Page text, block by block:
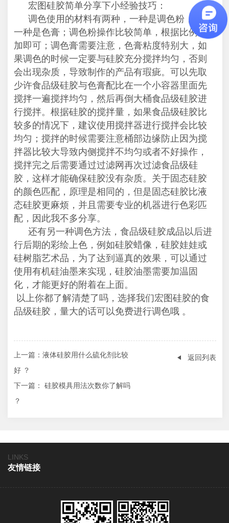
宏图硅胶简单分享下小经验技巧：
调色使用的材料有两种，一种是调色粉，还有
一种是色膏；调色粉操作比较简单，根据比例添
加即可；调色膏需要注意，色膏粘度特别大，如
果调色的时候一定要与硅胶充分搅拌均匀，否则
会出现杂质，导致制作的产品有瑕疵。可以先取
少许食品级硅胶与色膏配比在一个小容器里面先
搅拌一遍搅拌均匀，然后再倒大桶食品级硅胶进
行搅拌。根据硅胶的搅拌量，如果食品级硅胶比
较多的情况下，建议使用搅拌器进行搅拌会比较
均匀；搅拌的时候需要注意桶部边缘防止因为搅
拌器比较大导致内侧搅拌不均匀或者不好操作，
搅拌完之后需要通过过滤网再次过滤食品级硅
胶，这样才能确保硅胶没有杂质。关于固态硅胶
的颜色匹配，原理是相同的，但是固态硅胶比液
态硅胶更麻烦，并且需要专业的机器进行色彩匹
配，因此我不多分享。
还有另一种调色方法，食品级硅胶成品以后进
行后期的彩绘上色，例如硅胶蜡像，硅胶娃娃或
硅树脂艺术品，为了达到逼真的效果，可以通过
使用有机硅油墨来实现，硅胶油墨需要加温固
化，才能更好的附着在上面。
以上你都了解清楚了吗，选择我们宏图硅胶的食
品级硅胶，量大的话可以免费进行调色哦 。
上一篇 ：液体硅胶用什么硫化剂比较
好 ？
下一篇 ： 硅胶模具用法次数你了解吗
？
返回列表
LINKS
友情链接